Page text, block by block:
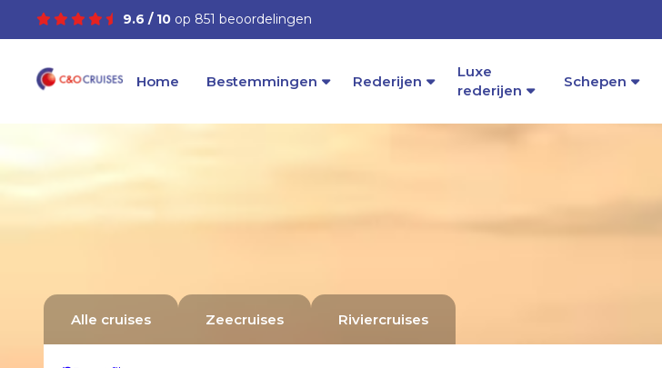
9.6 / 10 op 851 beoordelingen
Home Bestemmingen Rederijen
Luxe
rederijen
Schepen